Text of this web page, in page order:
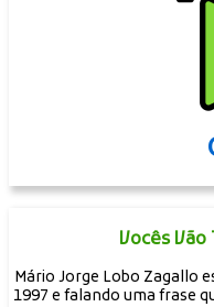
Vocês Vão
Mário Jorge Lobo Zagallo
1997 e falando uma frase